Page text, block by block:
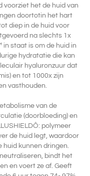
voorziet het de huid van
doortotin het hart
diep in de huid voor
na slechts 1x
staat is om de huid in
hydratatie die kan
hyaluronzuur dat
en tot 1000x zijn
vasthouden.
van de
(doorbloeding) en
polymeer
de huid legt, waardoor
huid kunnen dringen.
bindt het
en voert ze af. Geeft